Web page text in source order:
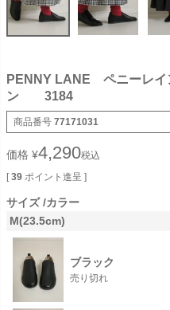
PENNY LANE ペニー
ン 3184
商品番号 77171031
価格 ¥4,290税込
[ 39 ポイント進呈 ]
サイズ カラー
M(23.5cm)
ブラック
売り切れ